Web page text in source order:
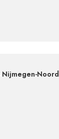
Nijmegen-Noord